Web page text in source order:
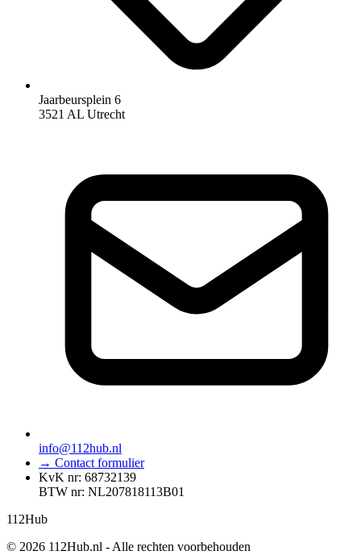
Jaarbeursplein 6
3521 AL Utrecht
info@112hub.nl
→ Contact formulier
KvK nr: 68732139
BTW nr: NL207818113B01
112Hub
© 2026 112Hub.nl - Alle rechten voorbehouden